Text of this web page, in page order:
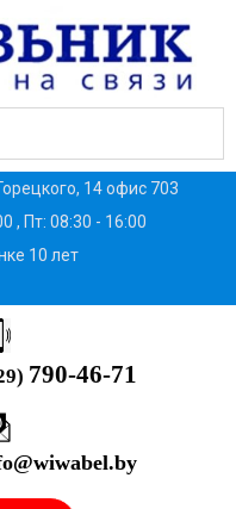
14 офис 703
, Пт: 08:30 - 16:00
10 лет
790-46-71